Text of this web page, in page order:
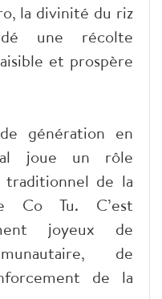
la divinité du riz
une récolte
et prospère
génération en
joue un rôle
traditionnel de la
Co Tu. C’est
joyeux de
de
de la